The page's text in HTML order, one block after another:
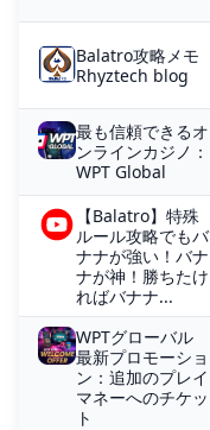
Balatro攻略メモ
Rhyztech blog
最も信頼できるオ
ンラインカジノ：
WPT Global
【Balatro】特殊
ルール攻略でもバ
ナナが強い！バナ
ナが神！勝ちたけ
ればバナナ...
WPTグローバル
最新プロモーショ
ン：追加のプレイ
マネーへのチケッ
ト